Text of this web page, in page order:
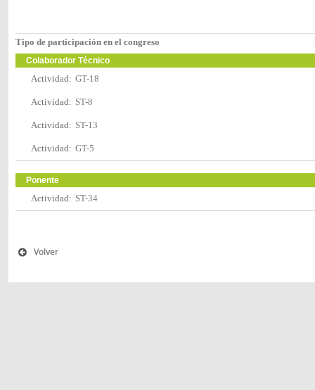
Tipo de participación en el congreso
Colaborador Técnico
Actividad: GT-18
Actividad: ST-8
Actividad: ST-13
Actividad: GT-5
Ponente
Actividad: ST-34
Volver